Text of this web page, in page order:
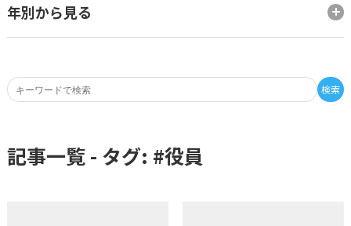
検索
年別から見る
記事一覧 - タグ: #役員